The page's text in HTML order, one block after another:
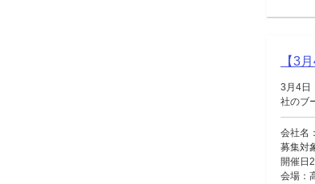
【3
3月4日
社のブ
会社名：
募集対
開催日
会場：